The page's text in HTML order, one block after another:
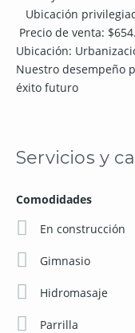
Ubicación
Precio de venta:
Ubicación:
Nuestro desempeño
éxito futuro
Servicios y
Comodidades
En construcción
Gimnasio
Hidromasaje
Parrilla